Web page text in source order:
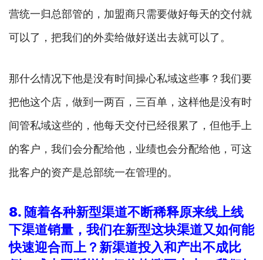
营统一归总部管的，加盟商只需要做好每天的交付就
可以了，把我们的外卖给做好送出去就可以了。
那什么情况下他是没有时间操心私域这些事？我们要
把他这个店，做到一两百，三百单，这样他是没有时
间管私域这些的，他每天交付已经很累了，但他手上
的客户，我们会分配给他，业绩也会分配给他，可这
批客户的资产是总部统一在管理的。
8. 随着各种新型渠道不断稀释原来线上线
下渠道销量，我们在新型这块渠道又如何能
快速迎合而上？新渠道投入和产出不成比